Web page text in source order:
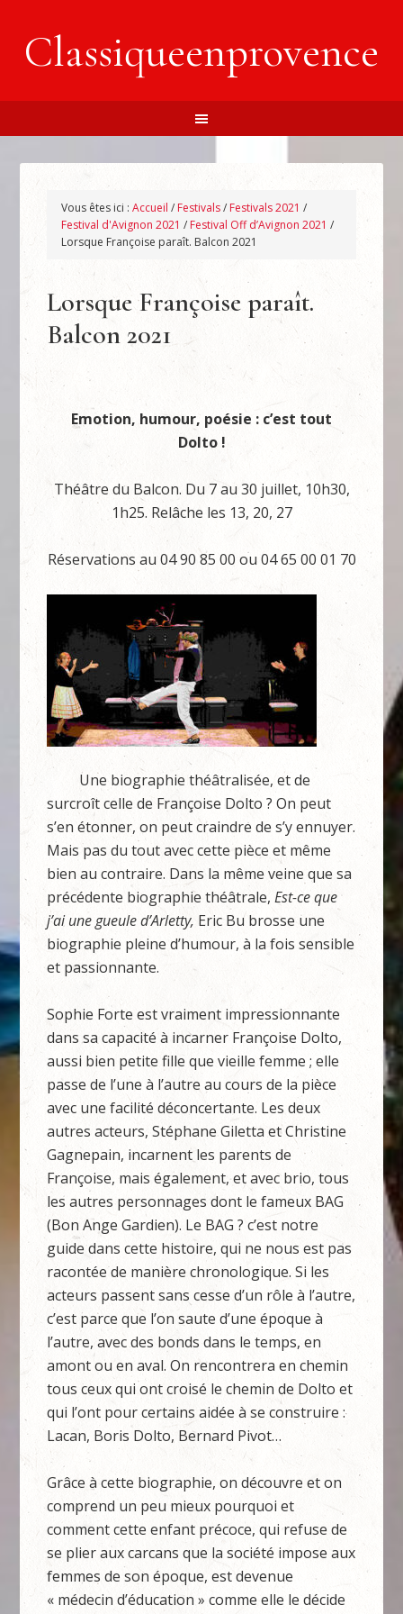
Classiqueenprovence
Vous êtes ici :Accueil / Festivals/ Festivals 2021 /
Festival d'Avignon 2021 / Festival Off d’Avignon 2021 /
Lorsque Françoise paraît. Balcon 2021
Lorsque Françoise paraît.
Balcon 2021
Emotion, humour, poésie : c’est tout
Dolto !
Théâtre du Balcon. Du 7 au 30 juillet, 10h30,
1h25. Relâche les 13, 20, 27
Réservations au 04 90 85 00 ou 04 65 00 01 70
Une biographie théâtralisée, et de
surcroît celle de Françoise Dolto ? On peut
s’en étonner, on peut craindre de s’y ennuyer.
Mais pas du tout avec cette pièce et même
bien au contraire. Dans la même veine que sa
précédente biographie théâtrale,Est-ce que
j’ai une gueule d’Arletty, Eric Bu brosse une
biographie pleine d’humour, à la fois sensible
et passionnante.
Sophie Forte est vraiment impressionnante
dans sa capacité à incarner Françoise Dolto,
aussi bien petite fille que vieille femme ; elle
passe de l’une à l’autre au cours de la pièce
avec une facilité déconcertante. Les deux
autres acteurs, Stéphane Giletta et Christine
Gagnepain, incarnent les parents de
Françoise, mais également, et avec brio, tous
les autres personnages dont le fameux BAG
(Bon Ange Gardien). Le BAG ? c’est notre
guide dans cette histoire, qui ne nous est pas
racontée de manière chronologique. Si les
acteurs passent sans cesse d’un rôle à l’autre,
c’est parce que l’on saute d’une époque à
l’autre, avec des bonds dans le temps, en
amont ou en aval. On rencontrera en chemin
tous ceux qui ont croisé le chemin de Dolto et
qui l’ont pour certains aidée à se construire :
Lacan, Boris Dolto, Bernard Pivot…
Grâce à cette biographie, on découvre et on
comprend un peu mieux pourquoi et
comment cette enfant précoce, qui refuse de
se plier aux carcans que la société impose aux
femmes de son époque, est devenue
« médecin d’éducation » comme elle le décide